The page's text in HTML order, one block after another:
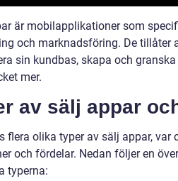
är mobilapplikationer som
och marknadsföring. De tillåter
sin kundbas, skapa och
mer.
av sälj appar
flera olika typer av sälj appar, var
och fördelar. Nedan följer en
typerna: